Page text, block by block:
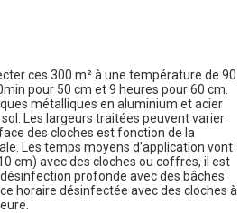
ces 300 m² à une température de 90
pour 50 cm et 9 heures pour 60 cm.
métalliques en aluminium et acier
Les largeurs traitées peuvent varier
des cloches est fonction de la
Les temps moyens d’application vont
cm) avec des cloches ou coffres, il est
profonde avec des bâches
horaire désinfectée avec des cloches à